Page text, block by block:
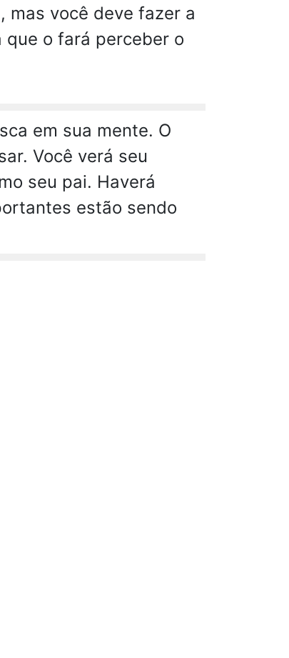
mas você deve fazer a
que o fará perceber o
em sua mente. O
Você verá seu
seu pai. Haverá
estão sendo